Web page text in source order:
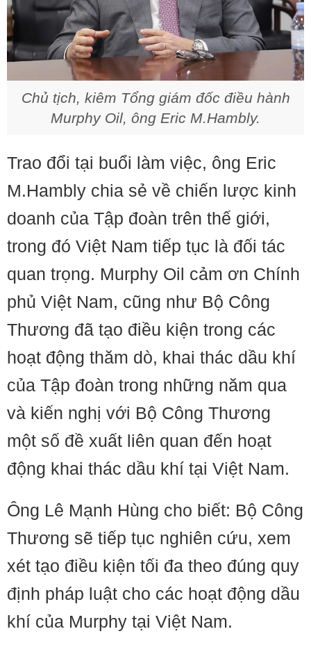
Chủ tịch, kiêm Tổng giám đốc điều hành
Murphy Oil, ông Eric M.Hambly.
Trao đổi tại buổi làm việc, ông Eric
M.Hambly chia sẻ về chiến lược kinh
doanh của Tập đoàn trên thế giới,
trong đó Việt Nam tiếp tục là đối tác
quan trọng. Murphy Oil cảm ơn Chính
phủ Việt Nam, cũng như Bộ Công
Thương đã tạo điều kiện trong các
hoạt động thăm dò, khai thác dầu khí
của Tập đoàn trong những năm qua
và kiến nghị với Bộ Công Thương
một số đề xuất liên quan đến hoạt
động khai thác dầu khí tại Việt Nam.
Ông Lê Mạnh Hùng cho biết: Bộ Công
Thương sẽ tiếp tục nghiên cứu, xem
xét tạo điều kiện tối đa theo đúng quy
định pháp luật cho các hoạt động dầu
khí của Murphy tại Việt Nam.